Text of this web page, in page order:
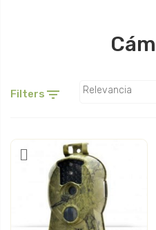
Filters  Relevancia